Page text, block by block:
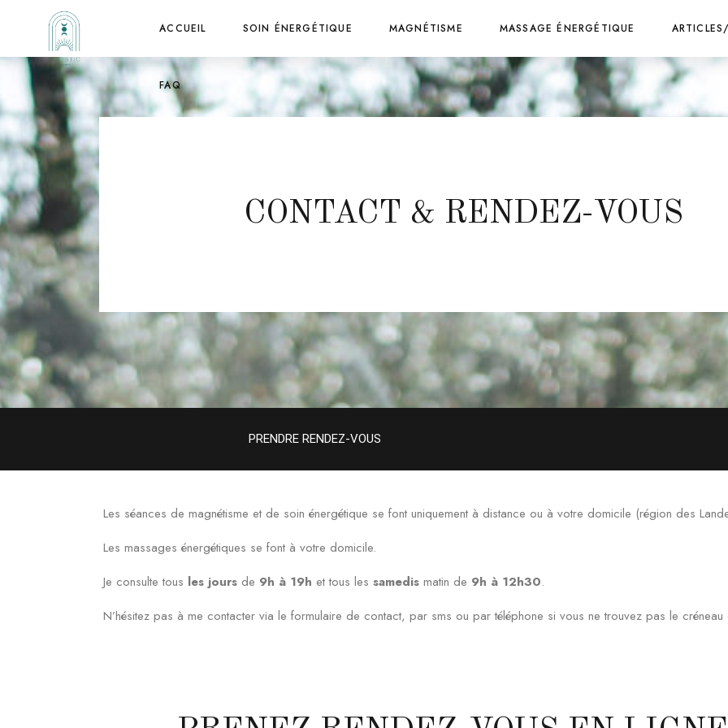
ACCUEIL SOIN ÉNERGÉTIQUE MAGNÉTISME MASSAGE ÉNERGÉTIQUE
FAQ
CONTACT & RENDEZ-VOUS
PRENDRE RENDEZ-VOUS
Les séances de magnétisme et de soin énergétique se font uniquement à distance ou à votre domicile (région des
Les massages énergétiques se font à votre domicile.
Je consulte tous les jours de 9h à 19h et tous les samedis matin de 9h à 12h30.
N’hésitez pas à me contacter via le formulaire de contact, par sms ou par téléphone si vous ne trouvez pas le